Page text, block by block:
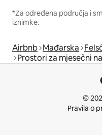
*Za određena područja i
iznimke.
Airbnb Mađarska
Prostori za mjesečni
©
Pravila o